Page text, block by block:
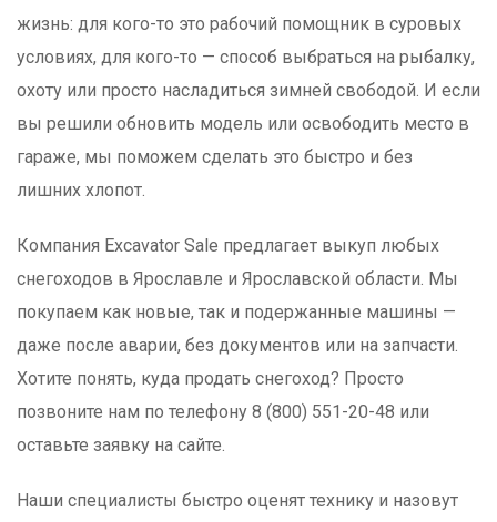
жизнь: для кого-то это рабочий помощник в суровых
условиях, для кого-то — способ выбраться на рыбалку,
охоту или просто насладиться зимней свободой. И если
вы решили обновить модель или освободить место в
гараже, мы поможем сделать это быстро и без
лишних хлопот.
Компания Excavator Sale предлагает выкуп любых
снегоходов в Ярославле и Ярославской области. Мы
покупаем как новые, так и подержанные машины —
даже после аварии, без документов или на запчасти.
Хотите понять, куда продать снегоход? Просто
позвоните нам по телефону 8 (800) 551-20-48 или
оставьте заявку на сайте.
Наши специалисты быстро оценят технику и назовут